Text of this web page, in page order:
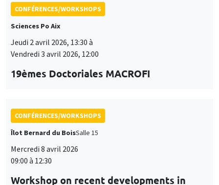
CONFÉRENCES/WORKSHOPS
Sciences Po Aix
Jeudi 2 avril 2026, 13:30 à
Vendredi 3 avril 2026, 12:00
19èmes Doctoriales MACROFI
CONFÉRENCES/WORKSHOPS
Îlot Bernard du BoisSalle 15
Mercredi 8 avril 2026
09:00 à 12:30
Workshop on recent developments in